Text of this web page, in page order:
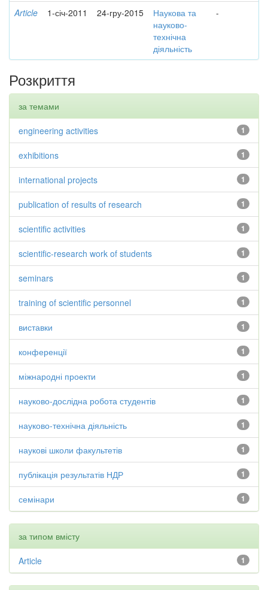
Article 1-січ-2011 24-гру-2015
Наукова та
науково-
технічна
діяльність
-
Розкриття
за темами
1
engineering activities
1
exhibitions
1
international projects
1
publication of results of research
1
scientific activities
1
scientific-research work of students
1
seminars
1
training of scientific personnel
1
виставки
1
конференції
1
міжнародні проекти
1
науково-дослідна робота студентів
1
науково-технічна діяльність
1
наукові школи факультетів
1
публікація результатів НДР
1
семінари
за типом вмісту
1
Article